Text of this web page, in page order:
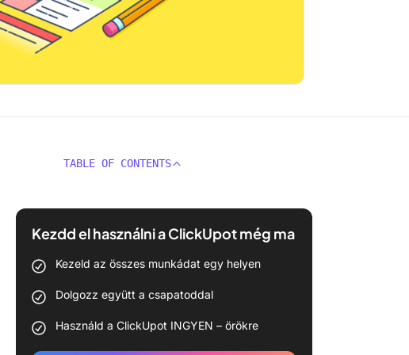
TABLE OF CONTENTS
Kezdd el használni a ClickUpot még ma
Kezeld az összes munkádat egy helyen
Dolgozz együtt a csapatoddal
Használd a ClickUpot INGYEN – örökre